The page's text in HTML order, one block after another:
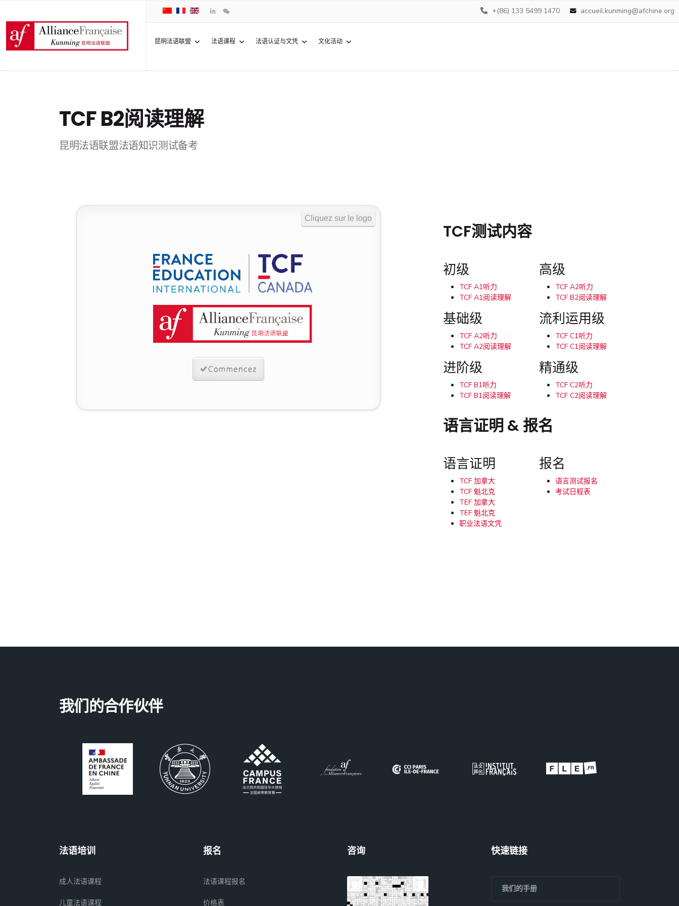
+(86) 133 5499 1470 accueil.kunming@afchine.org
昆明法语联盟 法语课程 法语认证与文凭 文化活动
TCF B2阅读理解
昆明法语联盟法语知识测试备考
TCF测试内容
初级
TCF A1听力
TCF A1阅读理解
基础级
TCF A2听力
TCF A2阅读理解
进阶级
TCF B1听力
TCF B1阅读理解
高级
TCF A2听力
TCF B2阅读理解
流利运用级
TCF C1听力
TCF C1阅读理解
精通级
TCF C2听力
TCF C2阅读理解
语言证明 & 报名
语言证明
TCF 加拿大
TCF 魁北克
TEF 加拿大
TEF 魁北克
职业法语文凭
报名
语言测试报名
考试日程表
我们的合作伙伴
法语培训
成人法语课程
儿童法语课程
报名
法语课程报名
价格表
咨询 快速链接
我们的手册